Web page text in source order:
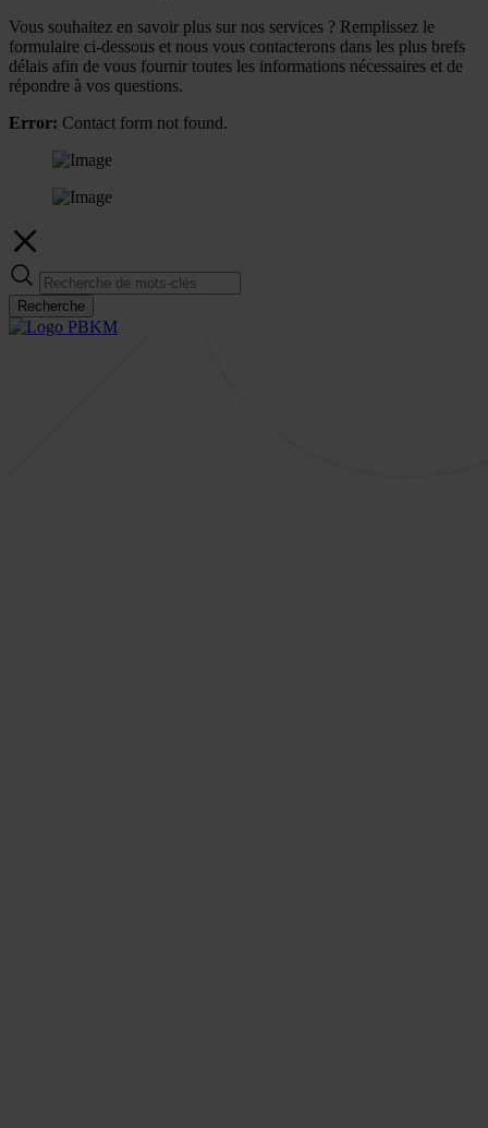
Vous souhaitez en savoir plus sur nos services ? Remplissez le
formulaire ci-dessous et nous vous contacterons dans les plus brefs
délais afin de vous fournir toutes les informations nécessaires et de
répondre à vos questions.
Error: Contact form not found.
Recherche